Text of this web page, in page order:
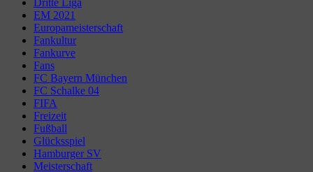
Dritte Liga
EM 2021
Europameisterschaft
Fankultur
Fankurve
Fans
FC Bayern München
FC Schalke 04
FIFA
Freizeit
Fußball
Glücksspiel
Hamburger SV
Meisterschaft